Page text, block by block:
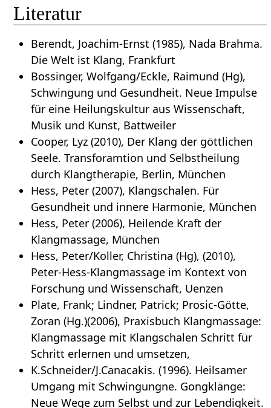
Literatur
Berendt, Joachim-Ernst (1985), Nada Brahma.
Die Welt ist Klang, Frankfurt
Bossinger, Wolfgang/Eckle, Raimund (Hg),
Schwingung und Gesundheit. Neue Impulse
für eine Heilungskultur aus Wissenschaft,
Musik und Kunst, Battweiler
Cooper, Lyz (2010), Der Klang der göttlichen
Seele. Transforamtion und Selbstheilung
durch Klangtherapie, Berlin, München
Hess, Peter (2007), Klangschalen. Für
Gesundheit und innere Harmonie, München
Hess, Peter (2006), Heilende Kraft der
Klangmassage, München
Hess, Peter/Koller, Christina (Hg), (2010),
Peter-Hess-Klangmassage im Kontext von
Forschung und Wissenschaft, Uenzen
Plate, Frank; Lindner, Patrick; Prosic-Götte,
Zoran (Hg.)(2006), Praxisbuch Klangmassage:
Klangmassage mit Klangschalen Schritt für
Schritt erlernen und umsetzen,
K.Schneider/J.Canacakis. (1996). Heilsamer
Umgang mit Schwingungne. Gongklänge:
Neue Wege zum Selbst und zur Lebendigkeit.